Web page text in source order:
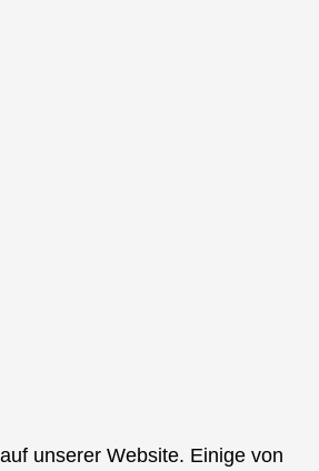
unserer Website. Einige von